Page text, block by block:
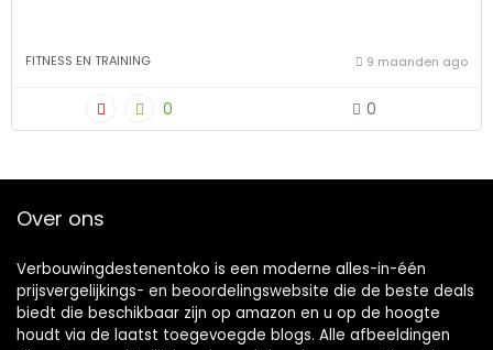
FITNESS EN TRAINING 9 maanden ago
0 0
Over ons
Verbouwingdestenentoko is een moderne alles-in-één
prijsvergelijkings- en beoordelingswebsite die de beste deals
biedt die beschikbaar zijn op amazon en u op de hoogte
houdt via de laatst toegevoegde blogs. Alle afbeeldingen